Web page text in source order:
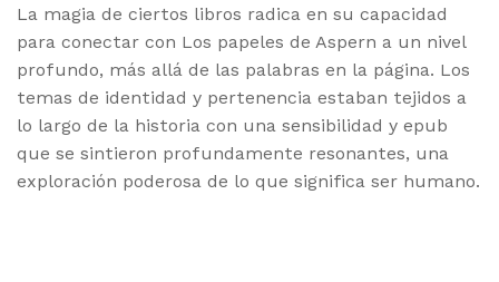
La magia de ciertos libros radica en su capacidad
para conectar con Los papeles de Aspern a un nivel
profundo, más allá de las palabras en la página. Los
temas de identidad y pertenencia estaban tejidos a
lo largo de la historia con una sensibilidad y epub
que se sintieron profundamente resonantes, una
exploración poderosa de lo que significa ser humano.